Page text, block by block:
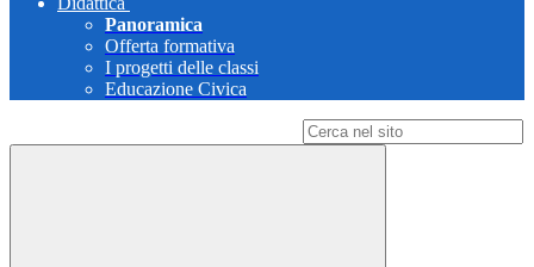
Panoramica
Offerta formativa
I progetti delle classi
Educazione Civica